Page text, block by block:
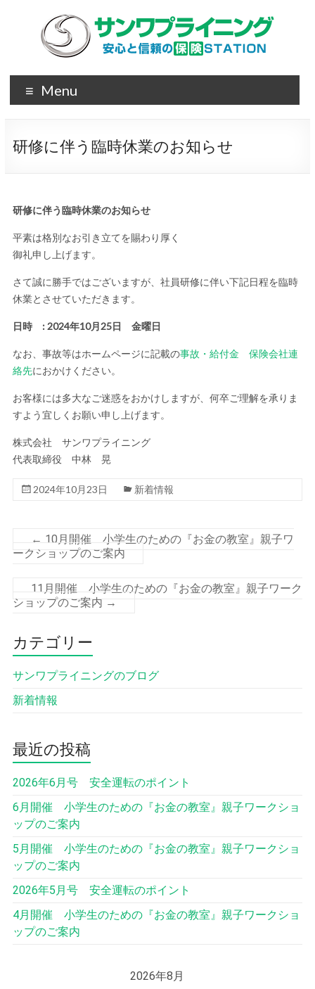
Menu
研修に伴う臨時休業のお知らせ
研修に伴う臨時休業のお知らせ
平素は格別なお引き立てを賜わり厚く
御礼申し上げます。
さて誠に勝手ではございますが、社員研修に伴い下記日程を臨時
休業とさせていただきます。
日時 : 2024年10月25日 金曜日
なお、事故等はホームページに記載の事故・給付金 保険会社連
絡先におかけください。
お客様には多大なご迷惑をおかけしますが、何卒ご理解を承りま
すよう宜しくお願い申し上げます。
株式会社 サンワプライニング
代表取締役 中林 晃
2024年10月23日 新着情報
← 10月開催 小学生のための『お金の教室』親子ワ
ークショップのご案内
11月開催 小学生のための『お金の教室』親子ワーク
ショップのご案内 →
カテゴリー
サンワプライニングのブログ
新着情報
最近の投稿
2026年6月号 安全運転のポイント
6月開催 小学生のための『お金の教室』親子ワークショ
ップのご案内
5月開催 小学生のための『お金の教室』親子ワークショ
ップのご案内
2026年5月号 安全運転のポイント
4月開催 小学生のための『お金の教室』親子ワークショ
ップのご案内
2026年8月